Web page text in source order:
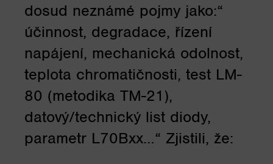
dosud neznámé pojmy jako:“
účinnost, degradace, řízení
napájení, mechanická odolnost,
teplota chromatičnosti, test LM-
80 (metodika TM-21),
datový/technický list diody,
parametr L70Bxx…“ Zjistili, že: